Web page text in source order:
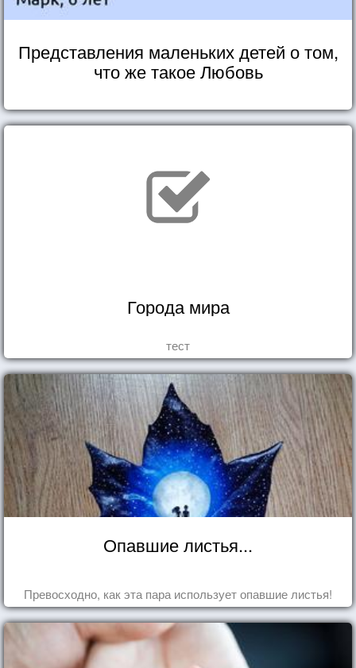
Представления маленьких детей о том,
что же такое Любовь
Города мира
тест
Опавшие листья...
Превосходно, как эта пара использует опавшие листья!